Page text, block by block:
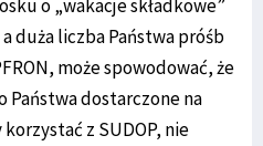
o „wakacje składkowe”
duża liczba Państwa próśb
może spowodować, że
Państwa dostarczone na
z SUDOP, nie